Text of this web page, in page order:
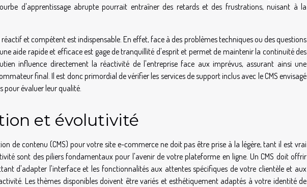
d'apprentissage abrupte pourrait entraîner des retards et des frustrations, nuisant à la
et compétent est indispensable. En effet, face à des problèmes techniques ou des questions
aide rapide et efficace est gage de tranquillité d'esprit et permet de maintenir la continuité des
influence directement la réactivité de l'entreprise face aux imprévus, assurant ainsi une
final. Il est donc primordial de vérifier les services de support inclus avec le CMS envisagé
pour évaluer leur qualité.
et évolutivité
de contenu (CMS) pour votre site e-commerce ne doit pas être prise à la légère, tant il est vrai
sont des piliers fondamentaux pour l'avenir de votre plateforme en ligne. Un CMS doit offrir
d'adapter l'interface et les fonctionnalités aux attentes spécifiques de votre clientèle et aux
Les thèmes disponibles doivent être variés et esthétiquement adaptés à votre identité de